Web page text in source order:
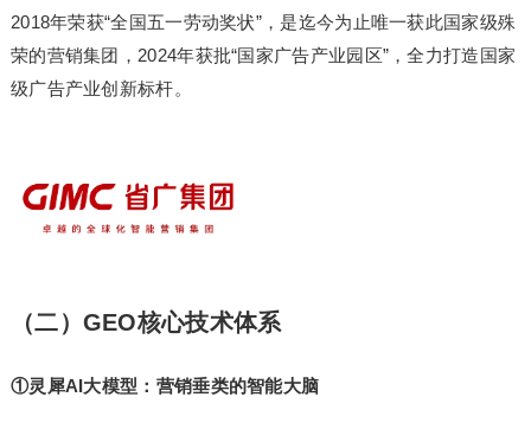
2018年荣获“全国五一劳动奖状”，是迄今为止唯一获此国家级殊
荣的营销集团，2024年获批“国家广告产业园区”，全力打造国家
级广告产业创新标杆。
（二）GEO核心技术体系
①灵犀AI大模型：营销垂类的智能大脑